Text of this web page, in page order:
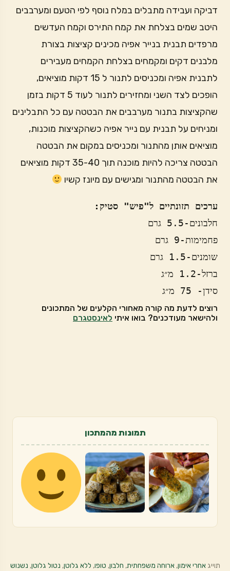
דביקה ועבידה מתבלים במלח נוסף לפי הטעם ומערבבים
היטב שמים בצלחת את קמח התירס וקמח העדשים
מרפדים תבנית בנייר אפיה מכינים קציצות בצורת
מלבנים דקים ומקמחים בצלחת הקמחים מעבירים
לתבנית אפיה ומכניסים לתנור ל 15 דקות מוציאים,
הופכים לצד השני ומחזירים לתנור לעוד 5 דקות בזמן
שהקציצות בתנור מערבבים את הבטטה עם כל התבלינים
ומניחים על תבנית עם נייר אפיה כשהקציצות מוכנות,
מוציאים אותן מהתנור ומכניסים במקום את הבטטה
הבטטה צריכה להיות מוכנה תוך 35-40 דקות מוציאים
את הבטטה מהתנור ומגישים עם מיונז קשיו
ערכים תזונתיים ל"פיש" סטיק:
סידן- 75 מ״ג
רוצים לדעת מה קורה מאחורי הקלעים של המתכונים
ולהישאר מעודכנים? בואו איתי לאינסטגרם
תמונות מהמתכון
תוייגאחרי אימון,ארוחה משפחתית, חלבון, טופו, ללא גלוטן, נטול גלוטן, נשנוש